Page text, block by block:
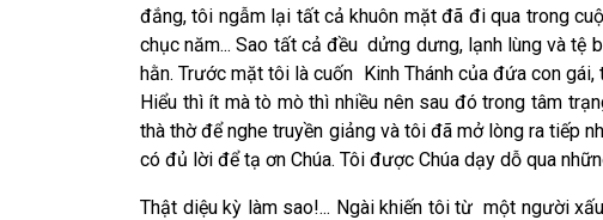
đắng, tôi ngẫm lại tất cả khuôn mặt đã đi qua trong
chục năm... Sao tất cả đều dửng dưng, lạnh lùng và tệ
hằn. Trước mặt tôi là cuốn Kinh Thánh của đứa con
Hiểu thì ít mà tò mò thì nhiều nên sau đó trong tâm
thà thờ để nghe truyền giảng và tôi đã mở lòng ra tiếp
có đủ lời để tạ ơn Chúa. Tôi được Chúa dạy dỗ qua
Thật diệu kỳ làm sao!... Ngài khiến tôi từ một người